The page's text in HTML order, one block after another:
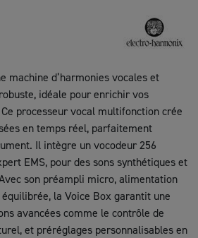
machine d’harmonies vocales et
idéale pour enrichir vos
processeur vocal multifonction crée
en temps réel, parfaitement
Il intègre un vocodeur 256
EMS, pour des sons synthétiques et
son préampli micro, alimentation
la Voice Box garantit une
avancées comme le contrôle de
et préréglages personnalisables en